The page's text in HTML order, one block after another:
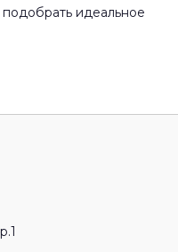
идеальное